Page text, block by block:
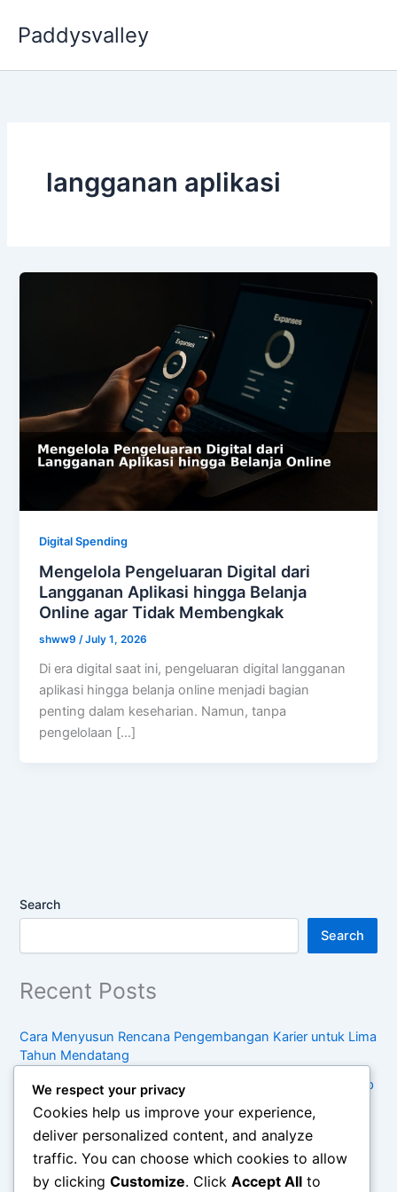
Paddysvalley
langganan aplikasi
Digital Spending
Mengelola Pengeluaran Digital dari
Langganan Aplikasi hingga Belanja
Online agar Tidak Membengkak
shww9/July 1, 2026
Di era digital saat ini, pengeluaran digital langganan
aplikasi hingga belanja online menjadi bagian
penting dalam keseharian. Namun, tanpa
pengelolaan […]
Search
Search
Recent Posts
Cara Menyusun Rencana Pengembangan Karier untuk Lima
Tahun Mendatang
Kebiasaan Sederhana untuk Menjaga Keseimbangan Hidup
di Tengah Kesibukan
Pentingnya Konsumsi Sadar dalam Menghadapi Tren
Belanja Modern
Cara Mengelola Waktu Antara Pekerjaan, Keluarga, dan
We respect your privacy
Cookies help us improve your experience,
deliver personalized content, and analyze
traffic. You can choose which cookies to allow
by clicking Customize. Click Accept All to